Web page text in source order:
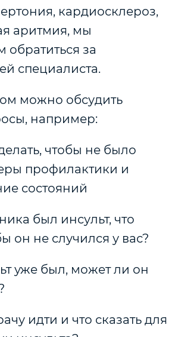
кардиосклероз,
аритмия, мы
обратиться за
специалиста.
можно обсудить
например:
чтобы не было
профилактики и
состояний
был инсульт, что
он не случился у вас?
уже был, может ли он
идти и что сказать для